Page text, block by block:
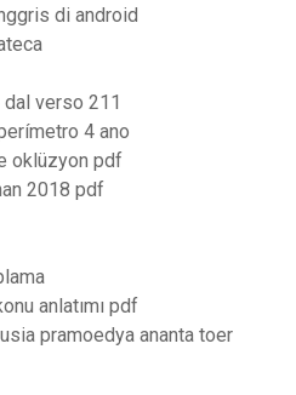
di android
verso 211
4 ano
oklüzyon pdf
2018 pdf
anlatımı pdf
pramoedya ananta toer